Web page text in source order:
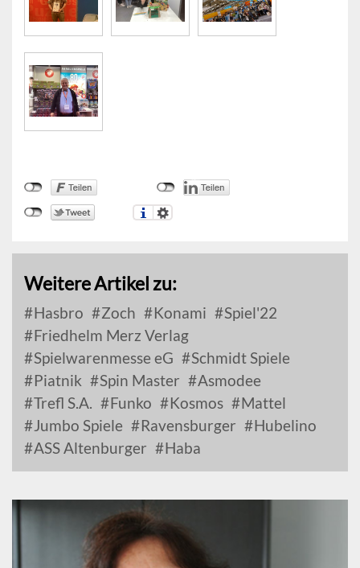
Weitere Artikel zu:
Hasbro Zoch Konami
Spiel'22
Friedhelm Merz Verlag
Spielwarenmesse eG
Schmidt Spiele
Piatnik
Spin Master
Asmodee
Trefl S.A.
Funko Kosmos
Mattel
Jumbo Spiele
Ravensburger
Hubelino
ASS Altenburger
Haba